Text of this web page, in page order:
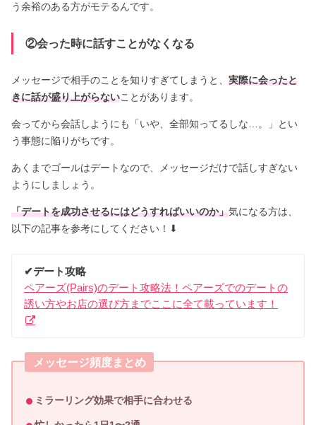
う余裕のある方がモテるんです。
②会った時に話すことがなくなる
メッセージで相手のことを知りすぎてしまうと、実際に会ったと
きに話が盛り上がらないことがあります。
会ってから会話しようにも「いや、全部知ってるしな…。」とい
う事態に陥りがちです。
あくまでゴールはデートなので、メッセージだけで話しすぎない
ようにしましょう。
「デートを成功させるにはどうすればいいのか」気になる方は、
以下の記事を参考にしてください！⬇︎
✔︎デート攻略
ペアーズ(Pairs)のデート攻略法！ペアーズでのデートの
誘い方やお店の選び方までここに全て載っています！
メッセージ頻度まとめ
ミラーリング効果で相手に合わせる